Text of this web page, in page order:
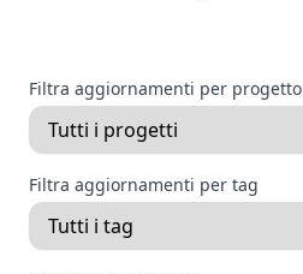
Filtra aggiornamenti per progetto
Filtra aggiornamenti per tag